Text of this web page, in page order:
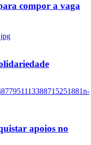
compor a vaga
apoios no